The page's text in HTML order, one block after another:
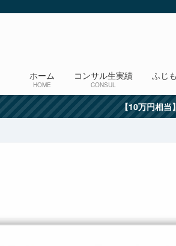
ホーム
HOME
コンサル生実績
CONSUL
ふじ
【10万円相当